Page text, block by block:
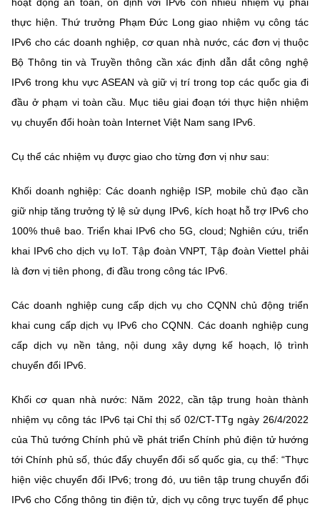
hoạt động an toàn, ổn định với IPv6 còn nhiều nhiệm vụ phải
thực hiện. Thứ trưởng Phạm Đức Long giao nhiệm vụ công tác
IPv6 cho các doanh nghiệp, cơ quan nhà nước, các đơn vị thuộc
Bộ Thông tin và Truyền thông cần xác định dẫn dắt công nghệ
IPv6 trong khu vực ASEAN và giữ vị trí trong top các quốc gia đi
đầu ở phạm vi toàn cầu. Mục tiêu giai đoạn tới thực hiện nhiệm
vụ chuyển đổi hoàn toàn Internet Việt Nam sang IPv6.
Cụ thể các nhiệm vụ được giao cho từng đơn vị như sau:
Khối doanh nghiệp: Các doanh nghiệp ISP, mobile chủ đạo cần
giữ nhịp tăng trưởng tỷ lệ sử dụng IPv6, kích hoạt hỗ trợ IPv6 cho
100% thuê bao. Triển khai IPv6 cho 5G, cloud; Nghiên cứu, triển
khai IPv6 cho dịch vụ IoT. Tập đoàn VNPT, Tập đoàn Viettel phải
là đơn vị tiên phong, đi đầu trong công tác IPv6.
Các doanh nghiệp cung cấp dịch vụ cho CQNN chủ động triển
khai cung cấp dịch vụ IPv6 cho CQNN. Các doanh nghiệp cung
cấp dịch vụ nền tảng, nội dung xây dựng kế hoạch, lộ trình
chuyển đổi IPv6.
Khối cơ quan nhà nước: Năm 2022, cần tập trung hoàn thành
nhiệm vụ công tác IPv6 tại Chỉ thị số 02/CT-TTg ngày 26/4/2022
của Thủ tướng Chính phủ về phát triển Chính phủ điện tử hướng
tới Chính phủ số, thúc đẩy chuyển đổi số quốc gia, cụ thể: “Thực
hiện việc chuyển đổi IPv6; trong đó, ưu tiên tập trung chuyển đổi
IPv6 cho Cổng thông tin điện tử, dịch vụ công trực tuyến để phục